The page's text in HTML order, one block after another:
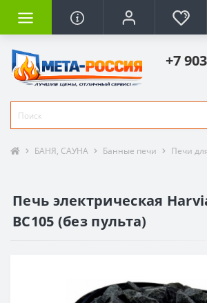
+7
БАНЯ, САУНА Банные печи Печи
Печь электрическая
BC105 (без пульта)